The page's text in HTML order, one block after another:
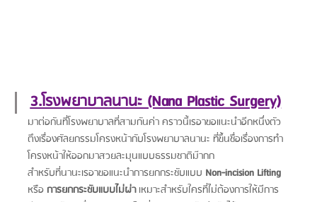
3.โรงพยาบาลนานะ (Nana Plastic Surgery)
มาต่อกันที่โรงพยาบาลที่สามกันค่า คราวนี้เรอาขอแนะนำอีกหนึ่งตัว
ตึงเรื่องศัลยกรรมโครงหน้ากับโรงพยาบาลนานะ ที่ขึ้นชื่อเรื่องการทำ
โครงหน้าให้ออกมาสวยละมุนแบบธรรมชาติม๊ากก
สำหรับที่นานะเรอาขอแนะนำการยกกระชับแบบ Non-incision Lifting
หรือ การยกกระชับแบบไม่ผ่า เหมาะสำหรับใครที่ไม่ต้องการให้มีการ